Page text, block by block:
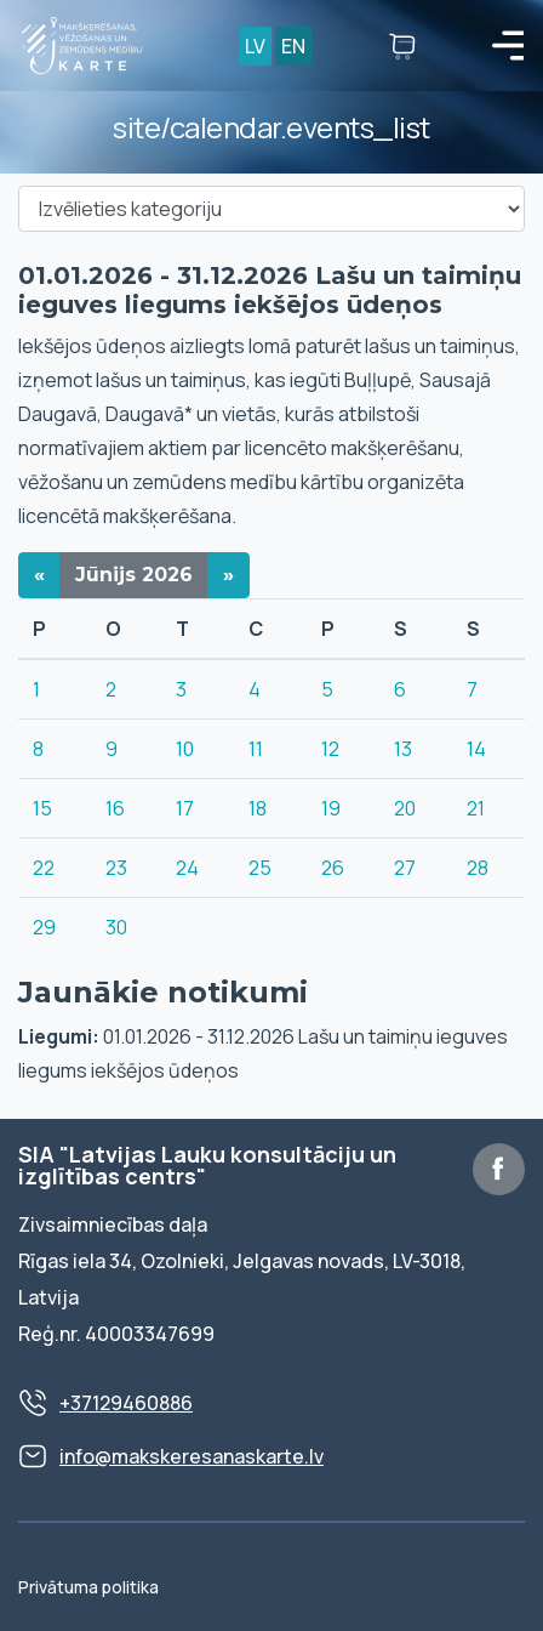
LV EN
site/calendar.events_list
01.01.2026 - 31.12.2026 Lašu un taimiņu
ieguves liegums iekšējos ūdeņos
Iekšējos ūdeņos aizliegts lomā paturēt lašus un taimiņus,
izņemot lašus un taimiņus, kas iegūti Buļļupē, Sausajā
Daugavā, Daugavā* un vietās, kurās atbilstoši
normatīvajiem aktiem par licencēto makšķerēšanu,
vēžošanu un zemūdens medību kārtību organizēta
licencētā makšķerēšana.
« Jūnijs 2026 »
P O T C P S S
1 2 3 4 5 6 7
8 9 10 11 12 13 14
15 16 17 18 19 20 21
22 23 24 25 26 27 28
29 30
Jaunākie notikumi
Liegumi: 01.01.2026 - 31.12.2026 Lašu un taimiņu ieguves
liegums iekšējos ūdeņos
SIA "Latvijas Lauku konsultāciju un
izglītības centrs"
Zivsaimniecības daļa
Rīgas iela 34, Ozolnieki, Jelgavas novads, LV-3018,
Latvija
Reģ.nr. 40003347699
+37129460886
info@makskeresanaskarte.lv
Privātuma politika